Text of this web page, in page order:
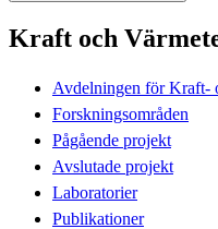
Kraft och
Avdelningen för Kraft-
Forskningsområden
Pågående projekt
Avslutade projekt
Laboratorier
Publikationer